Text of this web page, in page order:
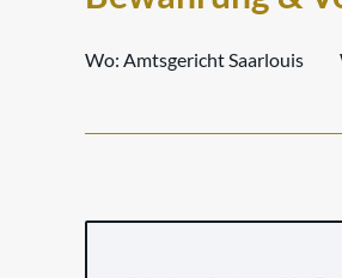
Wo: Amtsgericht Saarlouis